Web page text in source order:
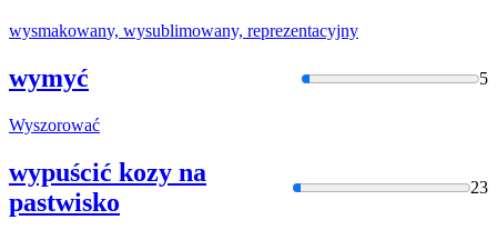
wysmakowany, wysublimowany, reprezentacyjny
wymyć 5
Wyszorować
wypuścić kozy na
pastwisko
23